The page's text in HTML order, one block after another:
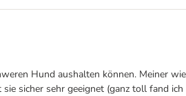
Hund aushalten können. Meiner
sicher sehr geeignet (ganz toll fand ich